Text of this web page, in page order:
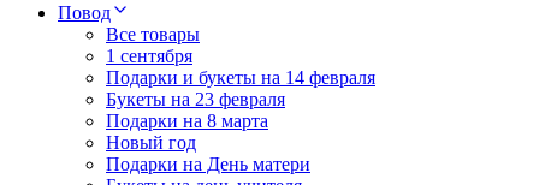
Повод
Все товары
1 сентября
Подарки и букеты на 14 февраля
Букеты на 23 февраля
Подарки на 8 марта
Новый год
Подарки на День матери